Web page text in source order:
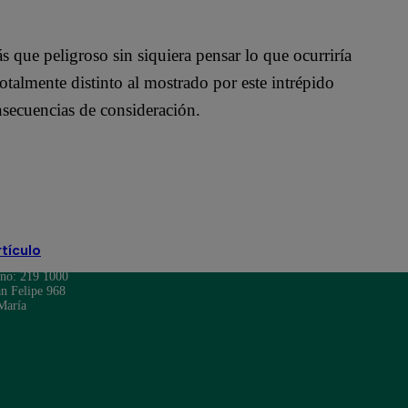
que peligroso sin siquiera pensar lo que ocurriría
distinto al mostrado por este intrépido
de consideración.
219 1000
Felipe 968